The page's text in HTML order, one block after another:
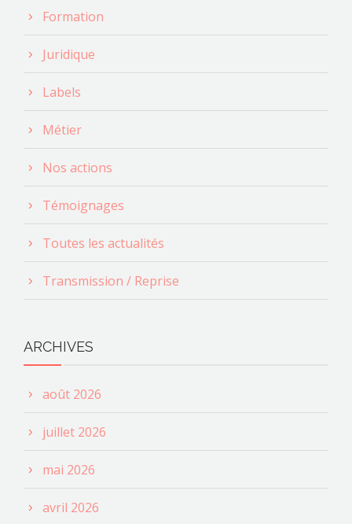
Formation
Juridique
Labels
Métier
Nos actions
Témoignages
Toutes les actualités
Transmission / Reprise
ARCHIVES
août 2026
juillet 2026
mai 2026
avril 2026